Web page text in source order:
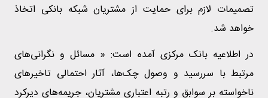
تصمیمات لازم برای حمایت از مشتریان شبکه بانکی اتخاذ
خواهد شد.
در اطلاعیه بانک مرکزی آمده است: « مسائل و نگرانی‌های
مرتبط با سررسید و وصول چک‌ها، آثار احتمالی تاخیرهای
ناخواسته بر سوابق و رتبه اعتباری مشتریان، جریمه‌های دیرکرد